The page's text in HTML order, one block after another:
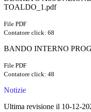
TOALDO_1.pdf
File PDF
Contatore click: 68
BANDO INTERNO
File PDF
Contatore click: 48
Notizie
Ultima revisione il 10-12-